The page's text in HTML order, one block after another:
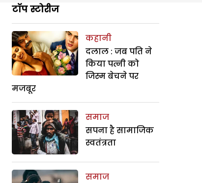
टॉप स्टोरीज
कहानी
दलाल : जब पति ने
किया पत्नी को
जिस्म बेचने पर
मजबूर
समाज
सपना है सामाजिक
स्वतंत्रता
समाज